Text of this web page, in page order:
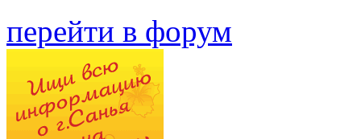
перейти в форум